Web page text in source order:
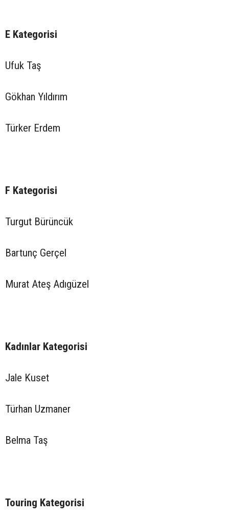
E Kategorisi
Ufuk Taş
Gökhan Yıldırım
Türker Erdem
F Kategorisi
Turgut Bürüncük
Bartunç Gerçel
Murat Ateş Adıgüzel
Kadınlar Kategorisi
Jale Kuset
Türhan Uzmaner
Belma Taş
Touring Kategorisi